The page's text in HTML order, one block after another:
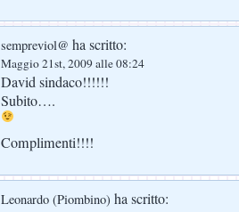
sempreviol@ ha scritto:
Maggio 21st, 2009 alle 08:24
David sindaco!!!!!!
Subito….
Complimenti!!!!
Leonardo (Piombino) ha scritto: